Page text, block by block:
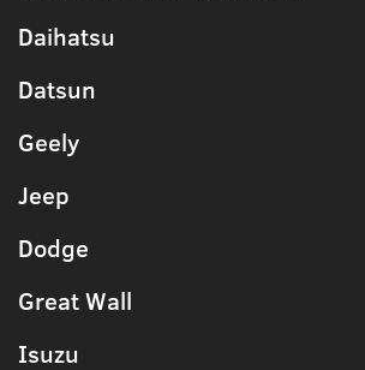
Daihatsu
Datsun
Geely
Jeep
Dodge
Great Wall
Isuzu